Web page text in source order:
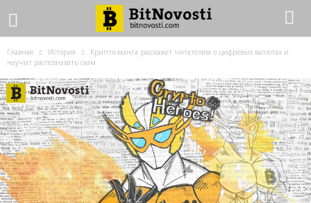
Главная История
Крипто-манга расскажет читателям о цифровых валютах и
научит распознавать скам